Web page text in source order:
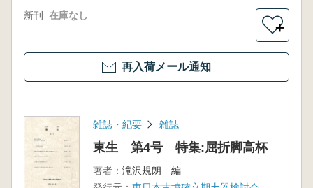
新刊 在庫なし
＋
再入荷メール通知
雑誌・紀要 雑誌
東生 第4号 特集:屈折脚高杯
著者： 滝沢規朗 編